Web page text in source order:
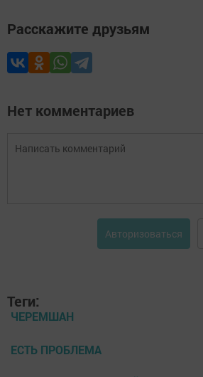
Расскажите друзьям
Нет комментариев
Авторизоваться
Теги:
ЧЕРЕМШАН
ЕСТЬ ПРОБЛЕМА